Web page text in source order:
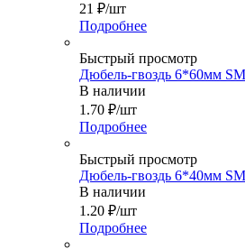
21 ₽/шт
Подробнее
Быстрый просмотр
Дюбель-гвоздь 6*60мм
В наличии
1.70 ₽/шт
Подробнее
Быстрый просмотр
Дюбель-гвоздь 6*40мм
В наличии
1.20 ₽/шт
Подробнее